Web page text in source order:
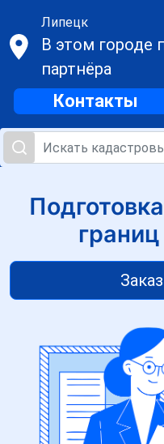
Липецк
В этом городе
партнёра
Контакты